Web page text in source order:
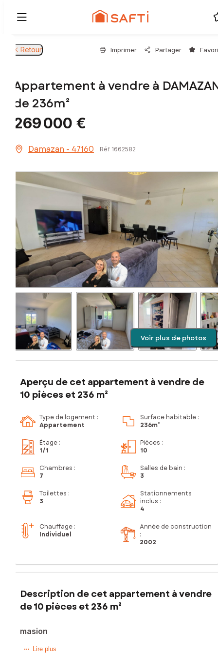
Retour Imprimer Partager
Appartement à vendre à
de 236m²
269 000 €
Damazan - 47160 Réf 1662582
Voir plus de photos
Aperçu de cet appartement à vendre de
10 pièces et 236 m²
Type de logement :
Appartement
Surface habitable :
236m²
Étage :
1/1
Pièces :
10
Chambres :
7
Salles de bain :
3
Toilettes :
3
Stationnements
inclus :
4
Chauffage :
Individuel
Année de construction
:
2002
Description de cet appartement à vendre
de 10 pièces et 236 m²
masion
À vendre – Ensemble immobilier de 3 appartements à
Lire plus